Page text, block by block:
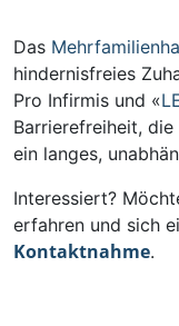
Das
hindernisfreies
Pro Infirmis und «
Barrierefreiheit,
ein langes,
Interessiert?
erfahren und sich
Kontaktnahme.